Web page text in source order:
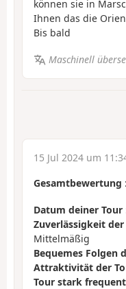
können sie in
Ihnen das die
Bis bald
Maschinell
15 Jul 2024 um
Gesamtbewertung :
Datum deiner Tour
Zuverlässigkeit
Mittelmäßig
Bequemes Folgen
Attraktivität der
Tour stark